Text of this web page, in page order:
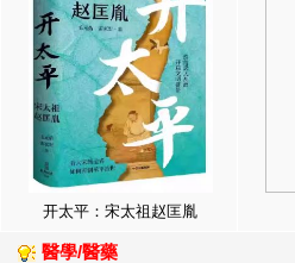
开太平：宋太祖赵匡胤
醫學/醫藥